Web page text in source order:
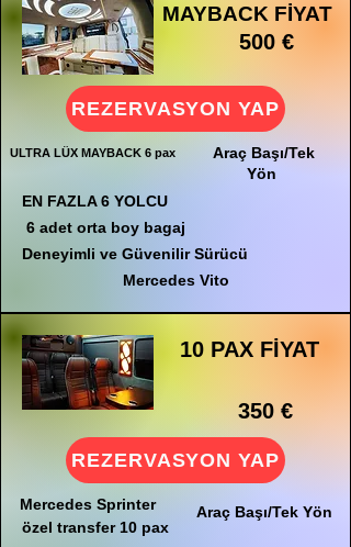
MAYBACK FİYAT
500 €
REZERVASYON YAP
ULTRA LÜX MAYBACK 6 pax
Araç Başı/Tek
Yön
EN FAZLA 6 YOLCU
6 adet orta boy bagaj
Deneyimli ve Güvenilir Sürücü
Mercedes Vito
10 PAX FİYAT
350 €
REZERVASYON YAP
Mercedes Sprinter
özel transfer 10 pax
Araç Başı/Tek Yön